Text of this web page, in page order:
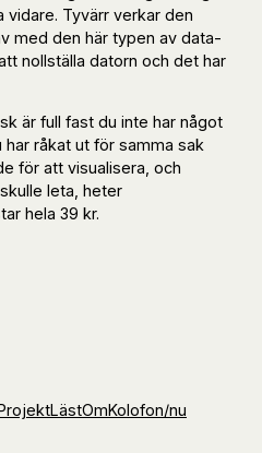
Tyvärr verkar den
med den här typen av data-
nollställa datorn och det har
är full fast du inte har något
råkat ut för samma sak
för att visualisera, och
leta, heter
hela 39 kr.
LästOmKolofon/nu